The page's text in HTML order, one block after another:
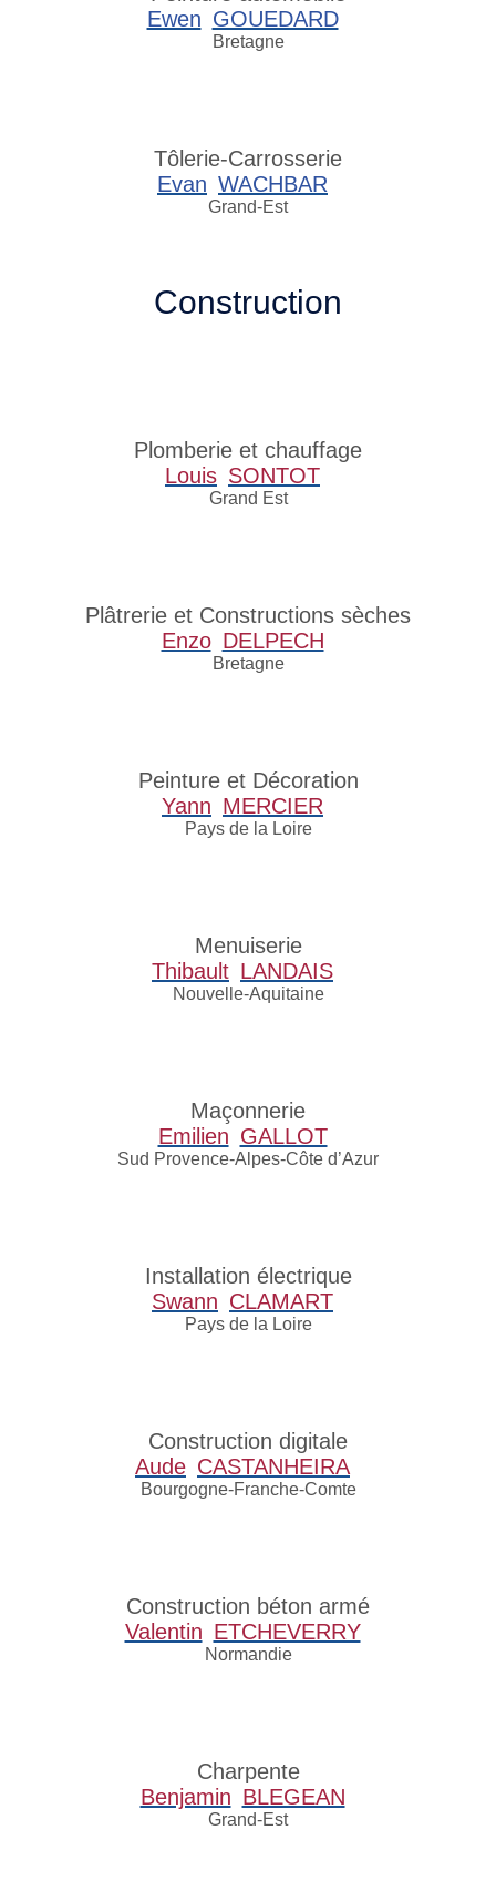
Ewen GOUEDARD
Bretagne
Tôlerie-Carrosserie
Evan WACHBAR
Grand-Est
Construction
Plomberie et chauffage
Louis SONTOT
Grand Est
Plâtrerie et Constructions sèches
Enzo DELPECH
Bretagne
Peinture et Décoration
Yann MERCIER
Pays de la Loire
Menuiserie
Thibault LANDAIS
Nouvelle-Aquitaine
Maçonnerie
Emilien GALLOT
Sud Provence-Alpes-Côte d’Azur
Installation électrique
Swann CLAMART
Pays de la Loire
Construction digitale
Aude CASTANHEIRA
Bourgogne-Franche-Comte
Construction béton armé
Valentin ETCHEVERRY
Normandie
Charpente
Benjamin BLEGEAN
Grand-Est